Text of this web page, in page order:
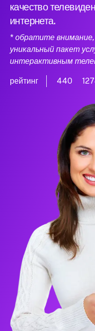
качество
интернета.
* обратите
уникальный пакет
интерактивным
рейтинг 440